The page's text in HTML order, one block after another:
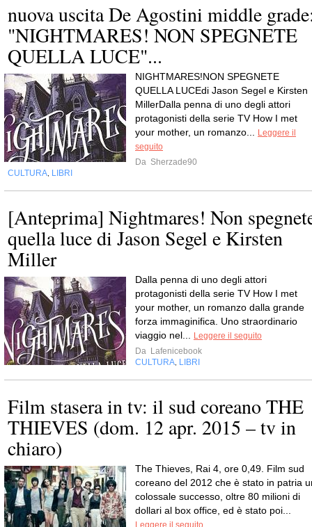
nuova uscita De Agostini middle
"NIGHTMARES! NON SPEGNETE
QUELLA LUCE"...
NIGHTMARES!NON SPEGNETE
QUELLA LUCEdi Jason Segel e Kirsten
MillerDalla penna di uno degli attori
protagonisti della serie TV How I met
your mother, un romanzo...
Leggere il
seguito
Da Sherzade90
CULTURA LIBRI
[Anteprima] Nightmares! Non
quella luce di Jason Segel e Kirsten
Miller
Dalla penna di uno degli attori
protagonisti della serie TV How I met
your mother, un romanzo dalla grande
forza immaginifica. Uno straordinario
viaggio nel...
Leggere il seguito
Da Lafenicebook
CULTURA LIBRI
Film stasera in tv: il sud coreano THE
THIEVES (dom. 12 apr. 2015 – tv in
chiaro)
The Thieves, Rai 4, ore 0,49. Film sud
coreano del 2012 che è stato in patria
colossale successo, oltre 80 milioni di
dollari al box office, ed è stato poi...
Leggere il seguito